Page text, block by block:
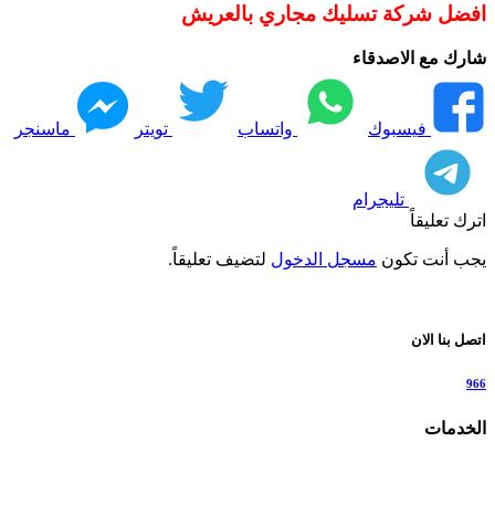
افضل شركة تسليك مجاري بالعريش
شارك مع الاصدقاء
فيسبوك واتساب تويتر ماسنجر
تليجرام
اترك تعليقاً
يجب أنت تكون مسجل الدخول لتضيف تعليقاً.
اتصل بنا الان
966
الخدمات